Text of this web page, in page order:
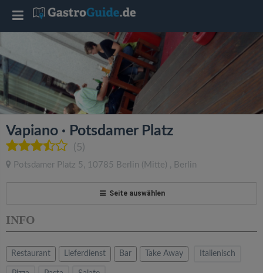
Vapiano · Potsdamer Platz
(5)
Potsdamer Platz 5 , 10785 Berlin (Mitte) , Berlin
Seite auswählen
INFO
Restaurant Lieferdienst Bar Take Away Italienisch
T
g
l
e
a
v